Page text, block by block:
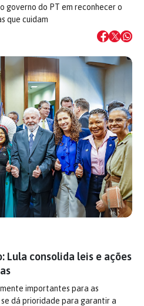
governo do PT em reconhecer o
que cuidam
Lula consolida leis e ações
importantes para as
se dá prioridade para garantir a